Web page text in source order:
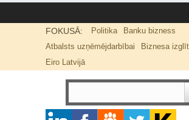
FOKUSĀ: Politika
Banku bizness
Atbalsts uzņēmējdarbībai
Biznesa
Eiro Latvijā